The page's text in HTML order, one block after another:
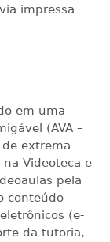
impressa
em uma
(AVA –
extrema
Videoteca e
pela
conteúdo
(e-
da tutoria,